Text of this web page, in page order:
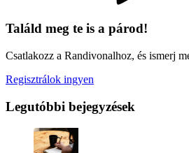
Találd meg te is a párod!
Csatlakozz a Randivonalhoz, és ismerj
Regisztrálok ingyen
Legutóbbi bejegyzések